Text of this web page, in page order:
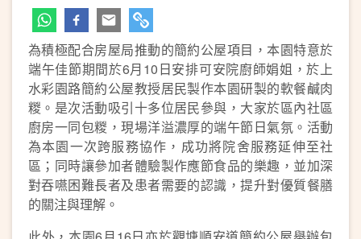
為積極配合房屋局推動的簡約公屋項目，本園特意於
端午佳節期間於6月10日安排可安院廚師娟姐，於上
水彩園路簡約公屋教授居民製作本園研製的軟餐鹹肉
糉。是次活動吸引十多位居民參與，大家於區內社區
廚房一同包糉，現場洋溢濃厚的端午節日氣氛。活動
為本園一次跨服務協作，成功將院舍服務延伸至社
區；同時讓參加者體驗製作應節食品的樂趣，並加深
對吞嚥困難長者及患者需要的認識，提升對優質餐膳
的關注與理解。